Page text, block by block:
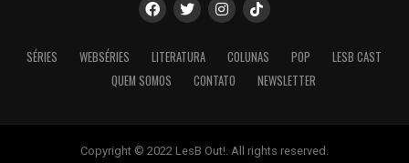
SÉRIES WEBSÉRIES LITERATURA COLUNAS POP
LESB CAST
QUEM SOMOS
CONTATO NEWSLETTER
Copyright © 2022 LesB Out!. All rights reserved.